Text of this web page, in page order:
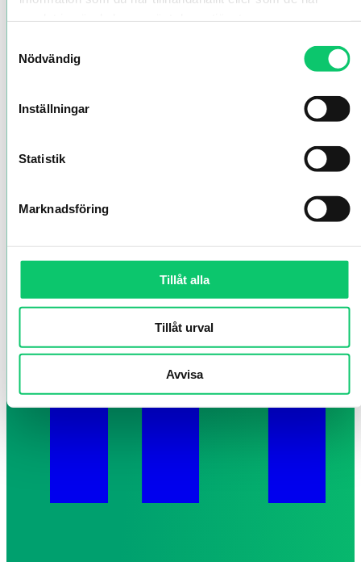
Nödvändig
Inställningar
Statistik
Marknadsföring
Tillåt alla
Tillåt urval
Avvisa